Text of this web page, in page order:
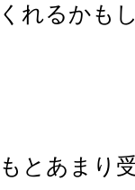
れるかも
とあまり